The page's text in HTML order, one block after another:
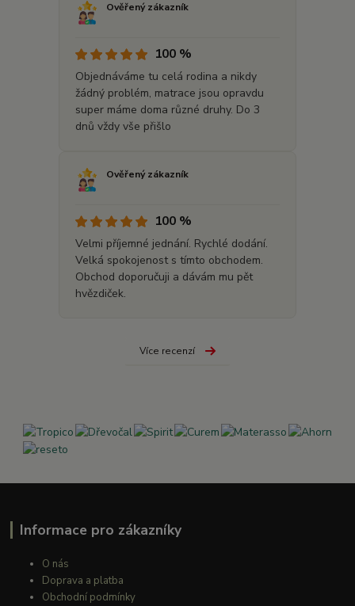
Ověřený zákazník
100 %
Objednáváme tu celá rodina a nikdy
žádný problém, matrace jsou opravdu
super máme doma různé druhy. Do 3
dnů vždy vše přišlo
Ověřený zákazník
100 %
Velmi příjemné jednání. Rychlé dodání.
Velká spokojenost s tímto obchodem.
Obchod doporučuji a dávám mu pět
hvězdiček.
Více recenzí
Informace pro zákazníky
O nás
Doprava a platba
Obchodní podmínky